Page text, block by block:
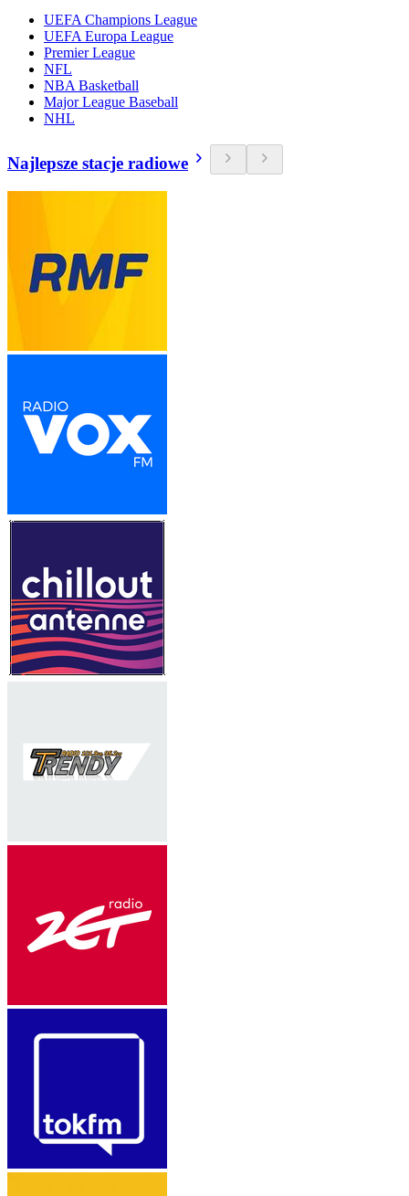
UEFA Champions League
UEFA Europa League
Premier League
NFL
NBA Basketball
Major League Baseball
NHL
Najlepsze stacje radiowe